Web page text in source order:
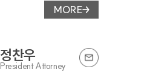
변호사 페이지 이동
MORE
정찬우
President Attorney